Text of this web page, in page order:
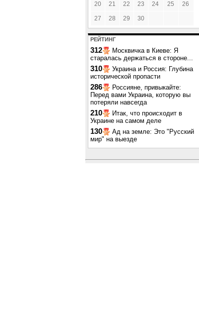
20 21 22 23 24 25 26
27 28 29 30
РЕЙТИНГ
312
Москвичка в Киеве: Я
старалась держаться в стороне...
310
Украина и Россия: Глубина
исторической пропасти
286
Россияне, привыкайте:
Перед вами Украина, которую вы
потеряли навсегда
210
Итак, что происходит в
Украине на самом деле
130
Ад на земле: Это "Русский
мир" на выезде